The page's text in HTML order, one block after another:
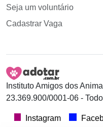
Seja um voluntário
Cadastrar Vaga
Instituto Amigos dos
23.369.900/0001-06 -
Instagram